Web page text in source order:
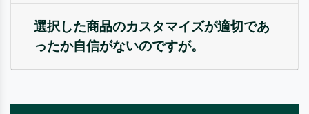
選択した商品のカスタマイズが適切であ
ったか自信がないのですが。